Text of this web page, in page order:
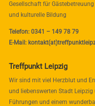
Gesellschaft für Gästebetreuung
und kulturelle Bildung
Telefon: 0341 – 149 78 79
E-Mail:
Treffpunkt Leipzig
Wir sind mit viel Herzblut und
und liebenswerten Stadt
Führungen und einem